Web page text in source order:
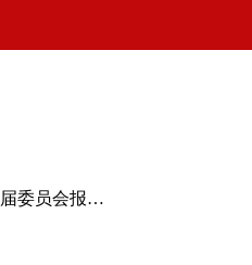
中国共产党乌拉特中旗第十六次代表大会关于第十五届委员会报告的决议（2026年7月29日中国共产党乌拉特中旗第十六次代表大会通过）